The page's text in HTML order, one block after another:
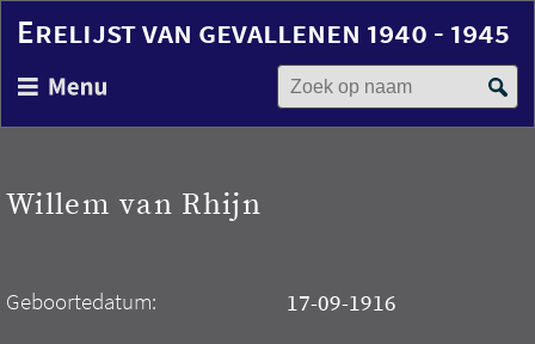
en
gaan
Erelijst van gevallenen 1940 - 1945
Zoek op naam
Willem van Rhijn
Geboortedatum: 17-09-1916